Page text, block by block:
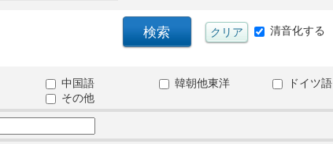
清音化する
中国語 韓朝他東洋 ドイツ語
その他